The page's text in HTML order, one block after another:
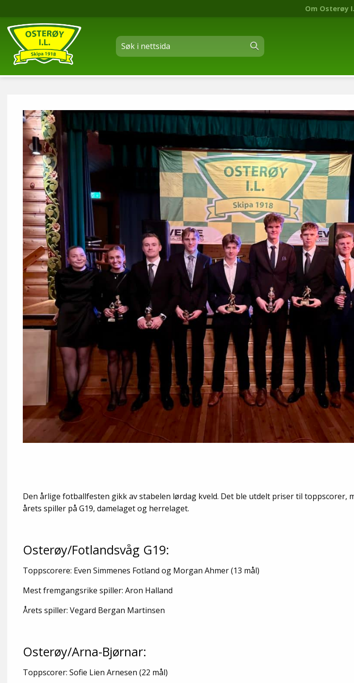
Om Osterøy
Den årlige fotballfesten gikk av stabelen lørdag kveld. Det ble utdelt priser til toppscorer,
årets spiller på G19, damelaget og herrelaget.
Osterøy/Fotlandsvåg G19:
Toppscorere: Even Simmenes Fotland og Morgan Ahmer (13 mål)
Mest fremgangsrike spiller: Aron Halland
Årets spiller: Vegard Bergan Martinsen
Osterøy/Arna-Bjørnar:
Toppscorer: Sofie Lien Arnesen (22 mål)